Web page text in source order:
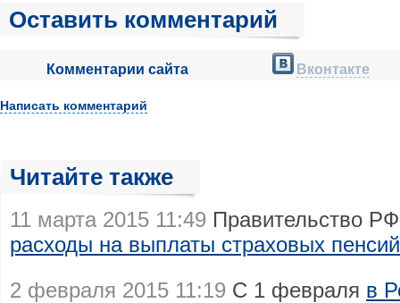
Оставить комментарий
Комментарии сайта Вконтакте
Написать комментарий
Читайте также
11 марта 2015 11:49 Правительство
расходы на выплаты страховых
2 февраля 2015 11:19 С 1 февраля в